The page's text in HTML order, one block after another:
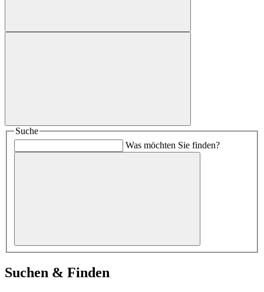
Suche
Was möchten Sie finden?
Suchen & Finden